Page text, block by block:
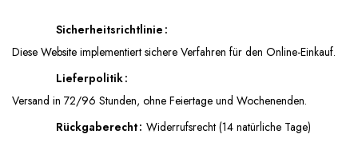
Sicherheitsrichtlinie
Diese Website implementiert sichere Verfahren für den Online-Einkauf.
Lieferpolitik
Versand in 72/96 Stunden, ohne Feiertage und Wochenenden.
Rückgaberecht Widerrufsrecht (14 natürliche Tage)